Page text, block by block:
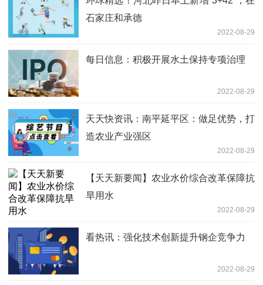
石家庄和承德
2022-08-29
每日信息：积极开展水土保持专项治理
2022-08-29
天天快资讯：南平延平区：做足优势，打
造农业产业强区
2022-08-29
【天天新要闻】农业水价综合改革保障抗
旱用水
2022-08-29
看热讯：强化技术创新提升钢企竞争力
2022-08-29